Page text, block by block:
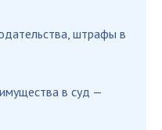
штрафы в
в суд —